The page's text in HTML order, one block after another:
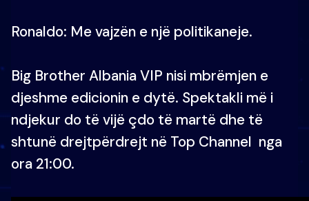
Ronaldo: Me vajzën e një politikaneje.
Big Brother Albania VIP nisi mbrëmjen e
djeshme edicionin e dytë. Spektakli më i
ndjekur do të vijë çdo të martë dhe të
shtunë drejtpërdrejt në Top Channel nga
ora 21:00.